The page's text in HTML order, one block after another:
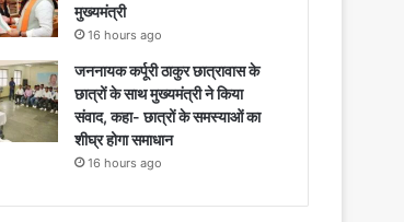
मुख्यमंत्री
16 hours ago
जननायक कर्पूरी ठाकुर छात्रावास के
छात्रों के साथ मुख्यमंत्री ने किया
संवाद, कहा- छात्रों के समस्याओं का
शीघ्र होगा समाधान
16 hours ago